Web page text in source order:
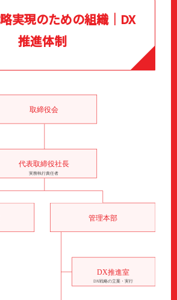
実現のための組織｜DX
推進体制